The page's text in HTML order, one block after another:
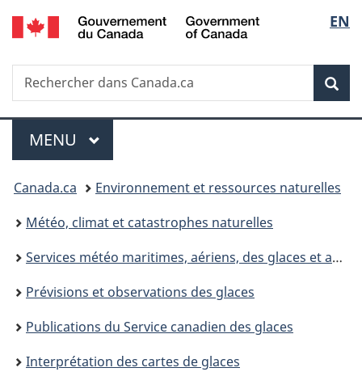
Passer
au
principal
Passer
à
Au
du
Passer
à
version
simplifiée
de
la
EN
Recherche
Rechercher
dans
Menu
MENU PRINCIPAL
Vous
êtes
ici :
Canada.ca
Environnement et ressources naturelles
Météo, climat et catastrophes naturelles
Services météo maritimes, aériens, des glaces et autres
Prévisions et observations des glaces
Publications du Service canadien des glaces
Interprétation des cartes de glaces